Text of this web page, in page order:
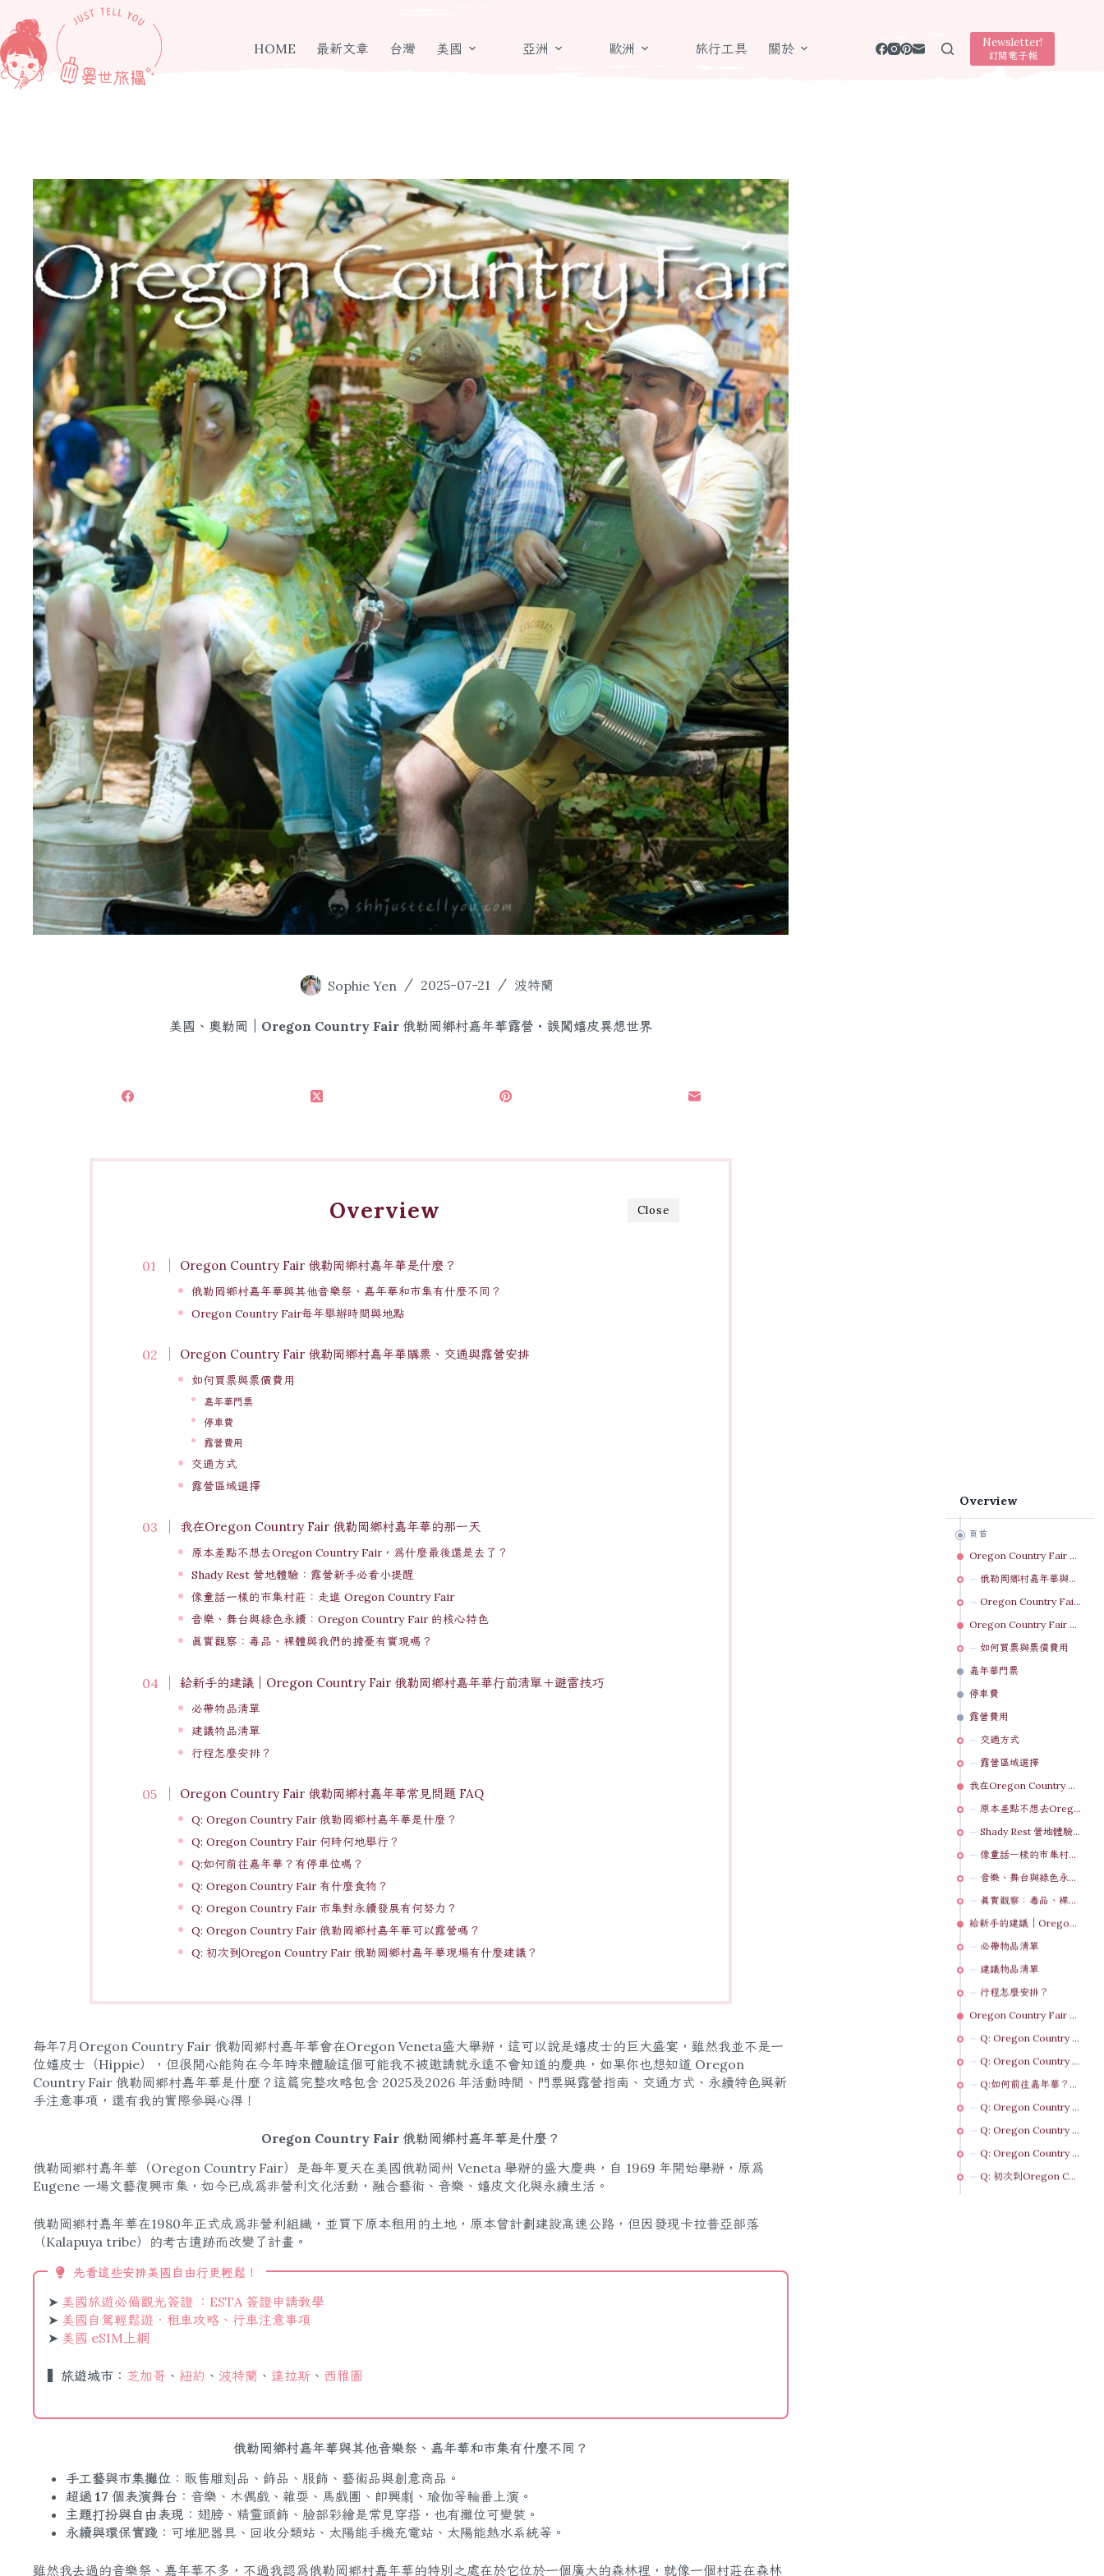
至
主
要
內
HOME 最新文章 台灣 美國 亞洲 歐洲 旅行工具 關於 Newsletter!
訂閱電子報
Sophie Yen 2025-07-21 波特蘭
美國、奧勒岡｜Oregon Country Fair 俄勒岡鄉村嘉年華露營・誤闖嬉皮異想世界
Close
Overview
Oregon Country Fair 俄勒岡鄉村嘉年華是什麼？
俄勒岡鄉村嘉年華與其他音樂祭、嘉年華和市集有什麼不同？
Oregon Country Fair每年舉辦時間與地點
Oregon Country Fair 俄勒岡鄉村嘉年華購票、交通與露營安排
如何買票與票價費用
嘉年華門票
停車費
露營費用
交通方式
露營區域選擇
我在Oregon Country Fair 俄勒岡鄉村嘉年華的那一天
原本差點不想去Oregon Country Fair，為什麼最後還是去了？
Shady Rest 營地體驗：露營新手必看小提醒
像童話一樣的市集村莊：走進 Oregon Country Fair
音樂、舞台與綠色永續：Oregon Country Fair 的核心特色
真實觀察：毒品、裸體與我們的擔憂有實現嗎？
給新手的建議｜Oregon Country Fair 俄勒岡鄉村嘉年華行前清單＋避雷技巧
必帶物品清單
建議物品清單
行程怎麼安排？
Oregon Country Fair 俄勒岡鄉村嘉年華常見問題 FAQ
Q: Oregon Country Fair 俄勒岡鄉村嘉年華是什麼？
Q: Oregon Country Fair 何時何地舉行？
Q:如何前往嘉年華？有停車位嗎？
Q: Oregon Country Fair 有什麼食物？
Q: Oregon Country Fair 市集對永續發展有何努力？
Q: Oregon Country Fair 俄勒岡鄉村嘉年華可以露營嗎？
Q: 初次到Oregon Country Fair 俄勒岡鄉村嘉年華現場有什麼建議？
每年7月Oregon Country Fair 俄勒岡鄉村嘉年華會在Oregon Veneta盛大舉辦，這可以說是嬉皮士的巨大盛宴，雖然我並不是一
位嬉皮士（Hippie），但很開心能夠在今年時來體驗這個可能我不被邀請就永遠不會知道的慶典，如果你也想知道 Oregon
Country Fair 俄勒岡鄉村嘉年華是什麼？這篇完整攻略包含 2025及2026 年活動時間、門票與露營指南、交通方式、永續特色與新
手注意事項，還有我的實際參與心得！
Oregon Country Fair 俄勒岡鄉村嘉年華是什麼？
俄勒岡鄉村嘉年華（Oregon Country Fair）是每年夏天在美國俄勒岡州 Veneta 舉辦的盛大慶典，自 1969 年開始舉辦，原為
Eugene 一場文藝復興市集，如今已成為非營利文化活動，融合藝術、音樂、嬉皮文化與永續生活。
俄勒岡鄉村嘉年華在1980年正式成為非營利組織，並買下原本租用的土地，原本曾計劃建設高速公路，但因發現卡拉普亞部落
（Kalapuya tribe）的考古遺跡而改變了計畫。
先看這些安排美國自由行更輕鬆！
➤ 美國旅遊必備觀光簽證 ：ESTA 簽證申請教學
➤ 美國自駕輕鬆遊．租車攻略、行車注意事項
➤ 美國 eSIM上網
▍旅遊城市： 芝加哥 、 紐約 、 波特蘭 、 達拉斯 、 西雅圖
俄勒岡鄉村嘉年華與其他音樂祭、嘉年華和市集有什麼不同？
手工藝與市集攤位 ：販售雕刻品、飾品、服飾、藝術品與創意商品。
超過 17 個表演舞台 ：音樂、木偶戲、雜耍、馬戲團、即興劇、瑜伽等輪番上演。
主題打扮與自由表現 ：翅膀、精靈頭飾、臉部彩繪是常見穿搭，也有攤位可變裝。
永續與環保實踐 ：可堆肥器具、回收分類站、太陽能手機充電站、太陽能熱水系統等。
雖然我去過的音樂祭、嘉年華不多，不過我認為俄勒岡鄉村嘉年華的特別之處在於它位於一個廣大的森林裡，就像一個村莊在森林
Overview
頁首
Oregon Country Fair 俄勒岡鄉村嘉年華是什麼？
俄勒岡鄉村嘉年華與其他音樂祭、嘉年華和市集有什麼不同？
Oregon Country Fair每年舉辦時間與地點
Oregon Country Fair 俄勒岡鄉村嘉年華購票、交通與露營安排
如何買票與票價費用
嘉年華門票
停車費
露營費用
交通方式
露營區域選擇
我在Oregon Country Fair 俄勒岡鄉村嘉年華的那一天
原本差點不想去Oregon Country Fair，為什麼最後還是去了？
Shady Rest 營地體驗：露營新手必看小提醒
像童話一樣的市集村莊：走進 Oregon Country Fair
音樂、舞台與綠色永續：Oregon Country Fair 的核心特色
真實觀察：毒品、裸體與我們的擔憂有實現嗎？
給新手的建議｜Oregon Country Fair 俄勒岡鄉村嘉年華行前清單＋避雷技巧
必帶物品清單
建議物品清單
行程怎麼安排？
Oregon Country Fair 俄勒岡鄉村嘉年華常見問題 FAQ
Q: Oregon Country Fair 俄勒岡鄉村嘉年華是什麼？
Q: Oregon Country Fair 何時何地舉行？
Q:如何前往嘉年華？有停車位嗎？
Q: Oregon Country Fair 有什麼食物？
Q: Oregon Country Fair 市集對永續發展有何努力？
Q: Oregon Country Fair 俄勒岡鄉村嘉年華可以露營嗎？
Q: 初次到Oregon Country Fair 俄勒岡鄉村嘉年華現場有什麼建議？